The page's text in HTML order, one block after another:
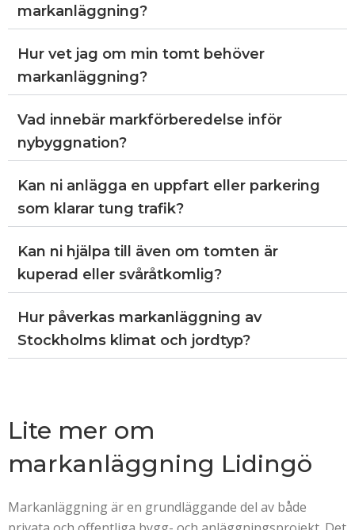
markanläggning?
Hur vet jag om min tomt behöver
markanläggning?
Vad innebär markförberedelse inför
nybyggnation?
Kan ni anlägga en uppfart eller parkering
som klarar tung trafik?
Kan ni hjälpa till även om tomten är
kuperad eller svåråtkomlig?
Hur påverkas markanläggning av
Stockholms klimat och jordtyp?
Lite mer om
markanläggning Lidingö
Markanläggning är en grundläggande del av både